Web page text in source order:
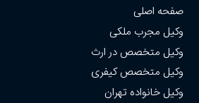
صفحه اصلی
وکیل مجرب ملکی
وکیل متخصص در ارث
وکیل متخصص کیفری
وکیل خانواده تهران